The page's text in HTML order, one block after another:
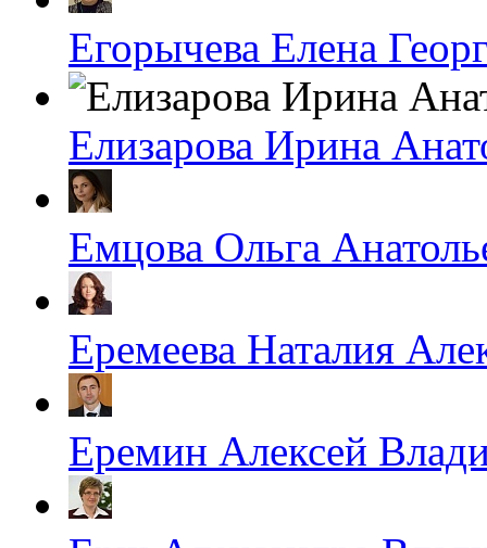
Егорычева Елена
Елизарова Ирина
Емцова Ольга
Еремеева Наталия
Еремин Алексей